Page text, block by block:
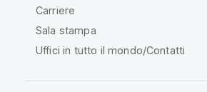
Carriere
Sala stampa
Uffici in tutto il mondo/Contatti